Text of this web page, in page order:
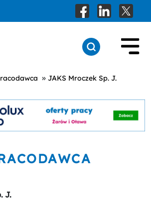
» JAKS Mroczek Sp. J.
J.